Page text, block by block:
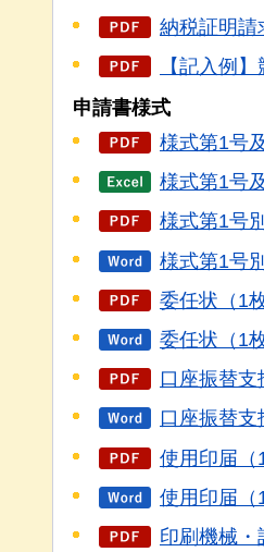
納税証明請
【記入例
申請書様式
様式第1号
様式第1号
様式第1号
様式第1号
委任状（1
委任状（1
口座振替支
口座振替支
使用印届（
使用印届（
印刷機械・